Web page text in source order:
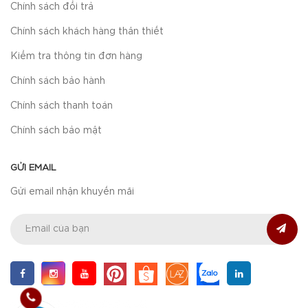
Chính sách đổi trả
Chính sách khách hàng thân thiết
Kiểm tra thông tin đơn hàng
Chính sách bảo hành
Chính sách thanh toán
Chính sách bảo mật
GỬI EMAIL
Gửi email nhận khuyến mãi